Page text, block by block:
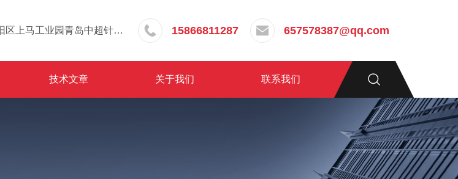
山东省青岛市城阳区上马工业园青岛中超针织有限公司院内东办公楼三层 15866811287 657578387@qq.com
技术文章 关于我们 联系我们